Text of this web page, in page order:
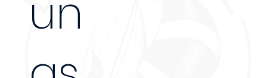
un